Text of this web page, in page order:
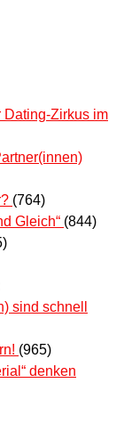
Dating-Zirkus im
(764)
Gleich“ (844)
sind schnell
(965)
denken